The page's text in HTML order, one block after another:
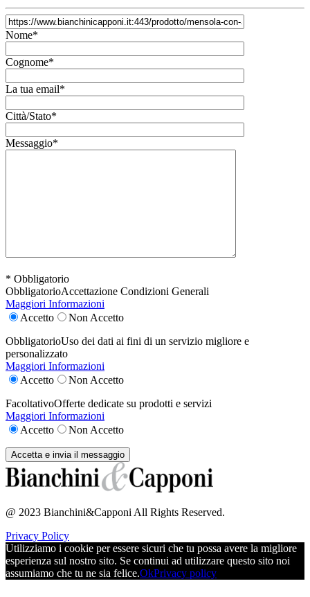
Nome*
Cognome*
La tua email*
Città/Stato*
Messaggio*
* Obbligatorio
ObbligatorioAccettazione Condizioni Generali
Maggiori Informazioni
Accetto
Non Accetto
ObbligatorioUso dei dati ai fini di un servizio migliore e
personalizzato
Maggiori Informazioni
Accetto
Non Accetto
FacoltativoOfferte dedicate su prodotti e servizi
Maggiori Informazioni
Accetto
Non Accetto
@ 2023 Bianchini&Capponi All Rights Reserved.
Privacy Policy
Utilizziamo i cookie per essere sicuri che tu possa avere la migliore
esperienza sul nostro sito. Se continui ad utilizzare questo sito noi
assumiamo che tu ne sia felice.OkPrivacy policy